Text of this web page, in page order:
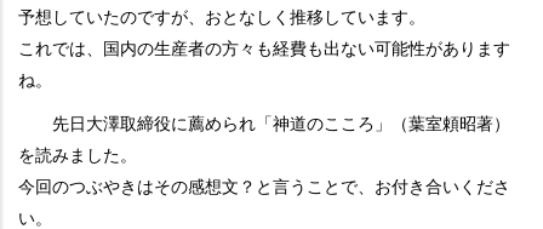
予想していたのですが、おとなしく推移しています。
これでは、国内の生産者の方々も経費も出ない可能性があります
ね。
先日大澤取締役に薦められ「神道のこころ」（葉室頼昭著）
を読みました。
今回のつぶやきはその感想文？と言うことで、お付き合いくださ
い。